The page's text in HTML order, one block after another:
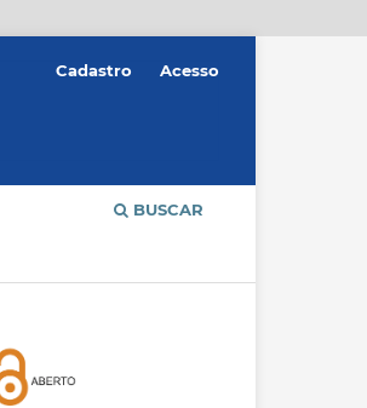
BUSCAR
Cadastro Acesso